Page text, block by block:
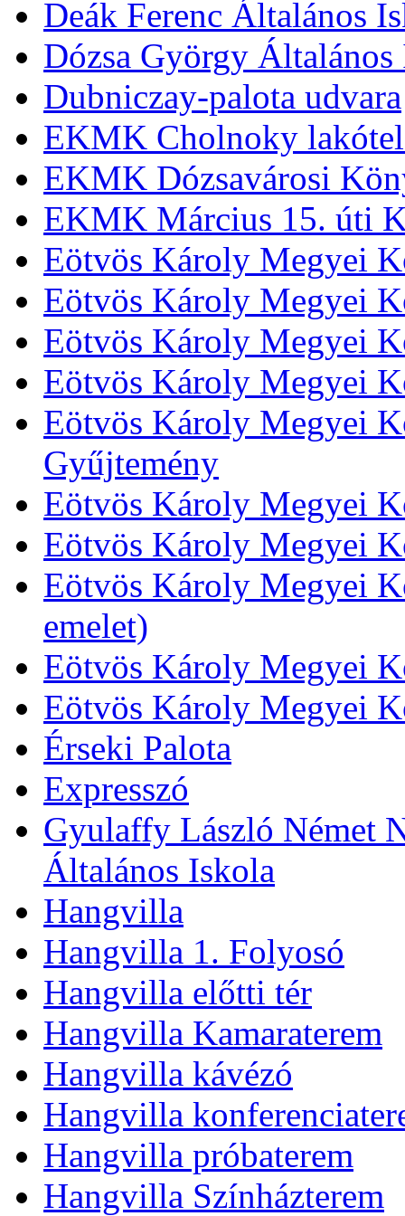
Deák Ferenc Általános
Dózsa György Általános
Dubniczay-palota udvara
EKMK Cholnoky
EKMK Dózsavárosi
EKMK Március 15. úti
Eötvös Károly Megyei
Eötvös Károly Megyei
Eötvös Károly Megyei
Eötvös Károly Megyei
Eötvös Károly Megyei
Gyűjtemény
Eötvös Károly Megyei
Eötvös Károly Megyei
Eötvös Károly Megyei
emelet)
Eötvös Károly Megyei
Eötvös Károly Megyei
Érseki Palota
Expresszó
Gyulaffy László Német
Általános Iskola
Hangvilla
Hangvilla 1. Folyosó
Hangvilla előtti tér
Hangvilla Kamaraterem
Hangvilla kávézó
Hangvilla
Hangvilla próbaterem
Hangvilla Színházterem